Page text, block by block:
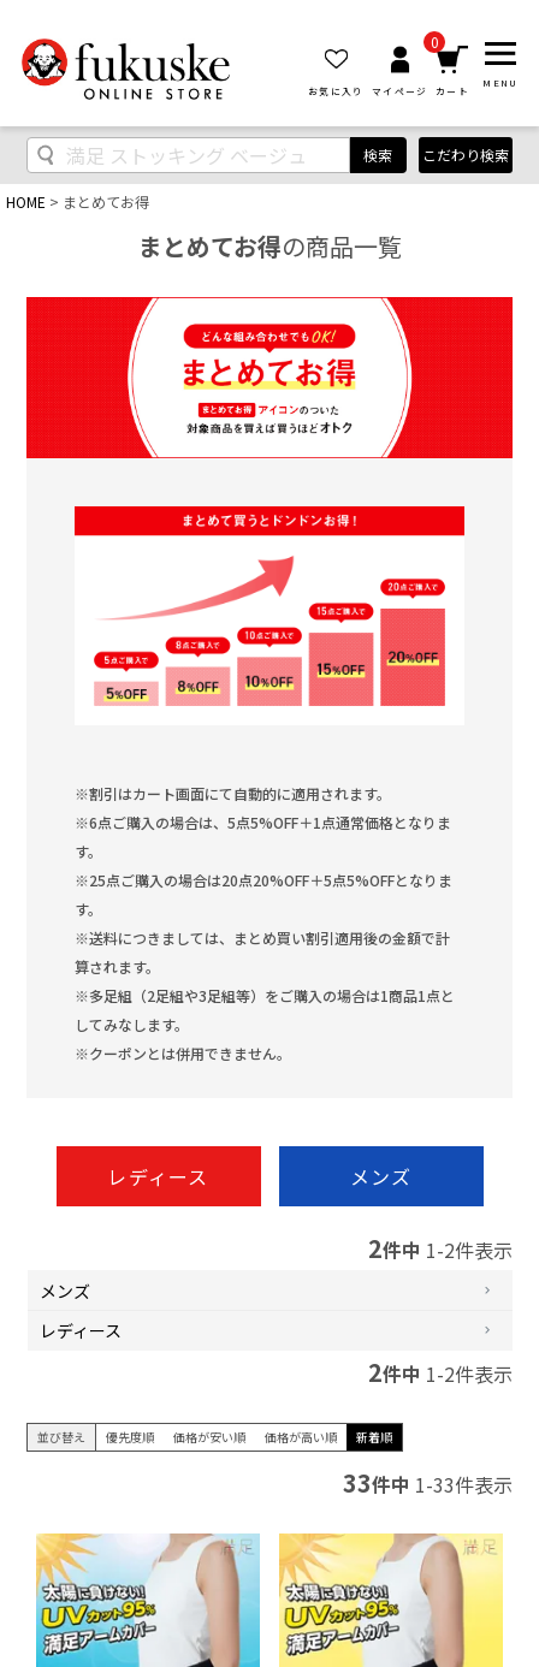
お気に入り マイページ
0
カート
MENU
検索 こだわり検索
HOME まとめてお得
まとめてお得の商品一覧
※割引はカート画面にて自動的に適用されます。
※6点ご購入の場合は、5点5%OFF＋1点通常価格となりま
す。
※25点ご購入の場合は20点20%OFF＋5点5%OFFとなりま
す。
※送料につきましては、まとめ買い割引適用後の金額で計
算されます。
※多足組（2足組や3足組等）をご購入の場合は1商品1点と
してみなします。
※クーポンとは併用できません。
レディース メンズ
2件中 1-2件表示
メンズ
レディース
2件中 1-2件表示
並び替え 優先度順 価格が安い順 価格が高い順 新着順
33件中 1-33件表示